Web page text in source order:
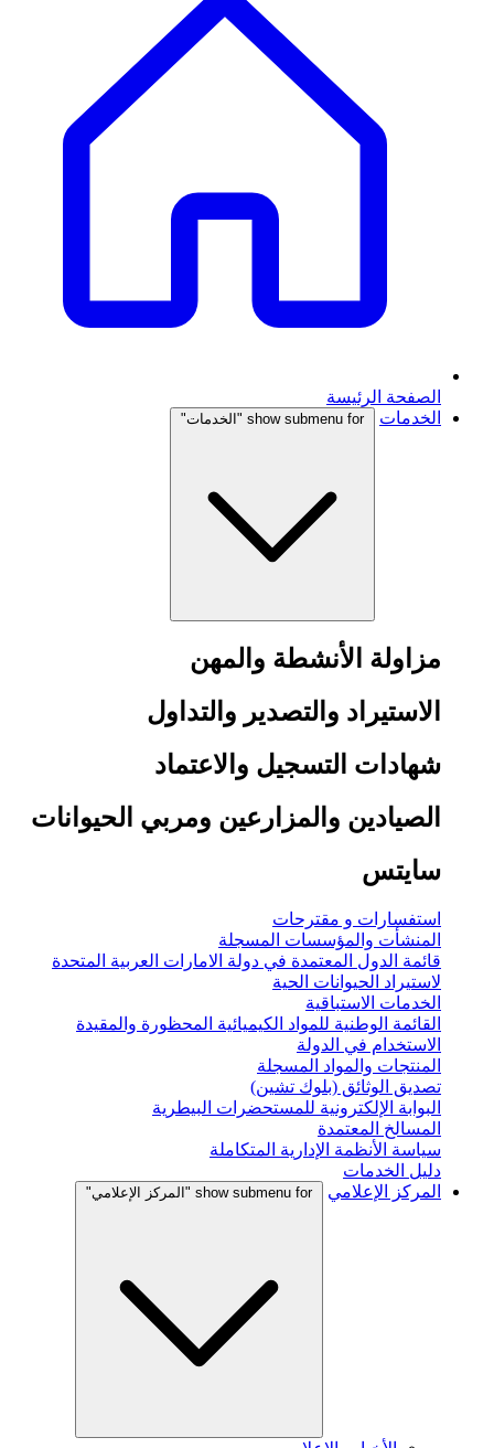
الصفحة الرئيسة
الخدمات
show submenu for "الخدمات"
مزاولة الأنشطة والمهن
الاستيراد والتصدير والتداول
شهادات التسجيل والاعتماد
الصيادين والمزارعين ومربي الحيوانات
سايتس
استفسارات و مقترحات
المنشأت والمؤسسات المسجلة
قائمة الدول المعتمدة في دولة الامارات العربية المتحدة
لاستيراد الحيوانات الحية
الخدمات الاستباقية
القائمة الوطنية للمواد الكيميائية المحظورة والمقيدة
الاستخدام في الدولة
المنتجات والمواد المسجلة
تصديق الوثائق (بلوك تشين)
البوابة الإلكترونية للمستحضرات البيطرية
المسالخ المعتمدة
سياسة الأنظمة الإدارية المتكاملة
دليل الخدمات
المركز الإعلامي
show submenu for "المركز الإعلامي"